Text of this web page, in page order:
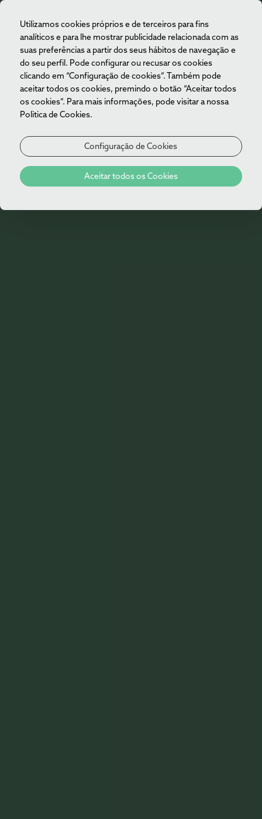
Utilizamos cookies próprios e de terceiros para fins
analíticos e para lhe mostrar publicidade relacionada com as
suas preferências a partir dos seus hábitos de navegação e
do seu perfil. Pode configurar ou recusar os cookies
clicando em “Configuração de cookies”. Também pode
aceitar todos os cookies, premindo o botão “Aceitar todos
os cookies”. Para mais informações, pode visitar a nossa
Politica de Cookies.
Configuração de Cookies
Aceitar todos os Cookies